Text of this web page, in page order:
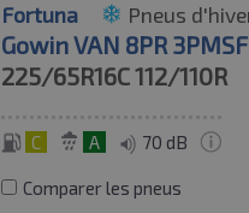
Fortuna Pneus
Gowin VAN 8PR 3PMSF
225/65R16C112/110R
C A 70 dB
Comparer les pneus